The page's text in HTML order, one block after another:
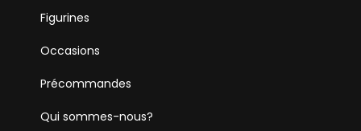
Figurines
Occasions
Précommandes
Qui sommes-nous?